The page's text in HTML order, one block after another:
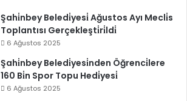
Şahi̇nbey Beledi̇yesi̇ Ağustos Ayı Mecli̇s
Toplantısı Gerçekleşti̇ri̇ldi̇
6 Ağustos 2025
Şahi̇nbey Beledi̇yesi̇nden Öğrenci̇lere
160 Bi̇n Spor Topu Hedi̇yesi̇
6 Ağustos 2025